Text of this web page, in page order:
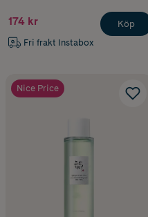
174 kr
Fri frakt Instabox
Köp
Nice Price